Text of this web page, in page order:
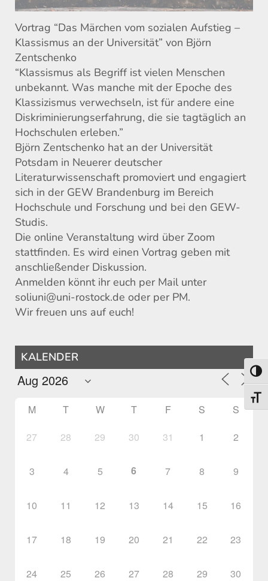
Vortrag “Das Märchen vom sozialen Aufstieg –
Klassismus an der Universität” von Björn
Zentschenko
“Klassismus als Begriff ist vielen Menschen
unbekannt. Was manche mit der Epoche des
Klassizismus verwechseln, ist für andere eine
Diskriminierungserfahrung, die sie tagtäglich an
Hochschulen erleben.”
Björn Zentschenko hat an der Universität
Potsdam in Neuerer deutscher
Literaturwissenschaft promoviert und engagiert
sich in der GEW Brandenburg im Bereich
Hochschule und Forschung und bei den GEW-
Studis.
Die online Veranstaltung wird über Zoom
stattfinden. Es wird einen Vortrag geben mit
anschließender Diskussion.
Anmelden könnt ihr euch per Mail unter
soliuni@uni-rostock.de oder per PM.
Wir freuen uns auf euch!
KALENDER
M T W T F S S
27 28 29 30 31 1 2
3 4 5 6 7 8 9
10 11 12 13 14 15 16
17 18 19 20 21 22 23
24 25 26 27 28 29 30